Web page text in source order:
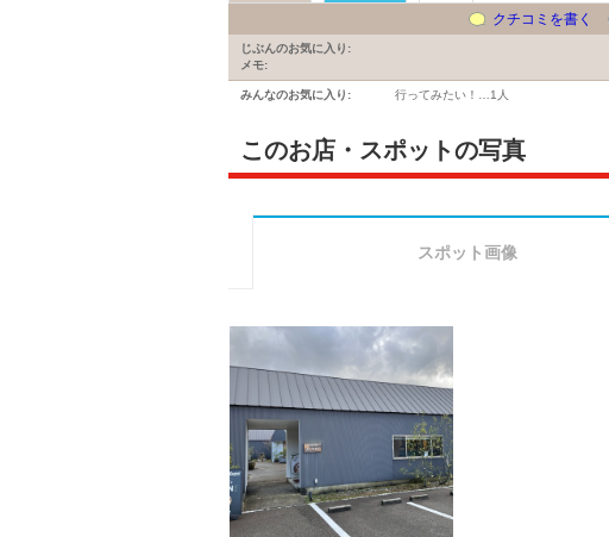
クチコミを書く
じぶんのお気に入り:
メモ:
みんなのお気に入り: 行ってみたい！… 1人
このお店・スポットの写真
スポット画像